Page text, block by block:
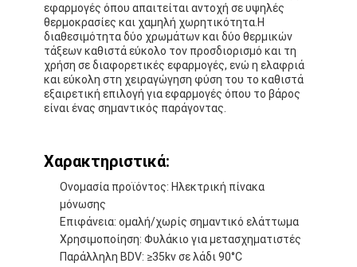
Προϊόντα
Περίπου εμείς
εφαρμογές όπου απαιτείται αντοχή σε υψηλές
θερμοκρασίες και χαμηλή χωρητικότητα.Η
διαθεσιμότητα δύο χρωμάτων και δύο θερμικών
τάξεων καθιστά εύκολο τον προσδιορισμό και τη
χρήση σε διαφορετικές εφαρμογές, ενώ η ελαφριά
και εύκολη στη χειραγώγηση φύση του το καθιστά
εξαιρετική επιλογή για εφαρμογές όπου το βάρος
είναι ένας σημαντικός παράγοντας.
Χαρακτηριστικά:
Ονομασία προϊόντος: Ηλεκτρική πίνακα
μόνωσης
Επιφάνεια: ομαλή/χωρίς σημαντικό ελάττωμα
Χρησιμοποίηση: Φυλάκιο για μετασχηματιστές
Παράλληλη BDV: ≥35kv σε λάδι 90°C